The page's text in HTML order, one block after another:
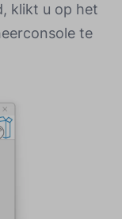
klikt u op het
te